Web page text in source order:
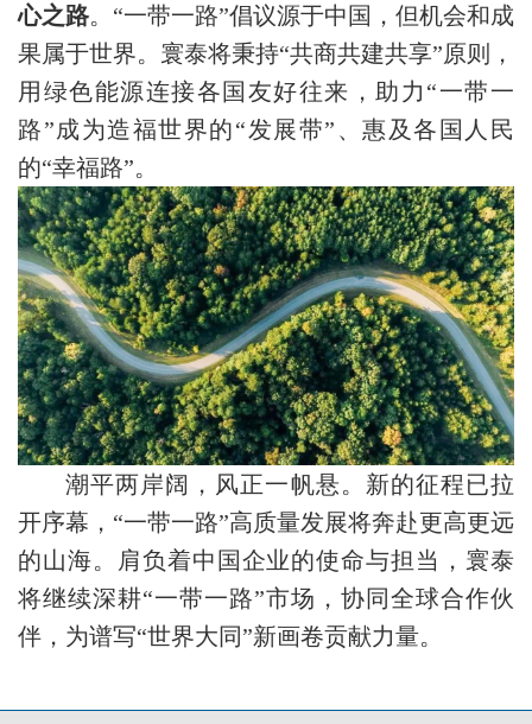
心之路。“一带一路”倡议源于中国，但机会和成
果属于世界。寰泰将秉持“共商共建共享”原则，
用绿色能源连接各国友好往来，助力“一带一
路”成为造福世界的“发展带”、惠及各国人民
的“幸福路”。
潮平两岸阔，风正一帆悬。新的征程已拉
开序幕，“一带一路”高质量发展将奔赴更高更远
的山海。肩负着中国企业的使命与担当，寰泰
将继续深耕“一带一路”市场，协同全球合作伙
伴，为谱写“世界大同”新画卷贡献力量。